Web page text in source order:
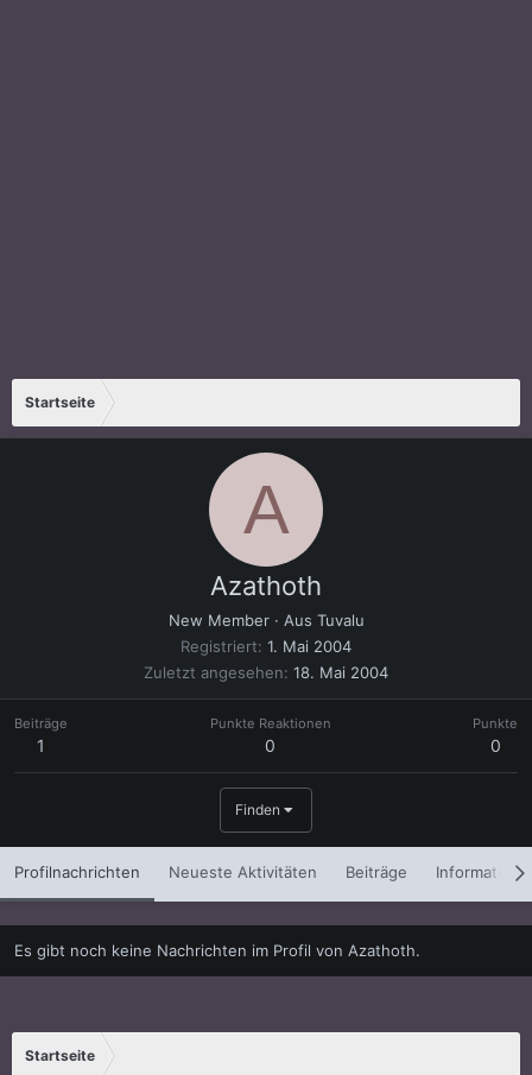
Startseite
A
Azathoth
New Member · Aus Tuvalu
Registriert 1. Mai 2004
Zuletzt angesehen 18. Mai 2004
Beiträge
1
Punkte Reaktionen
0
Punkte
0
Finden
Profilnachrichten Neueste Aktivitäten Beiträge
Es gibt noch keine Nachrichten im Profil von Azathoth.
Startseite